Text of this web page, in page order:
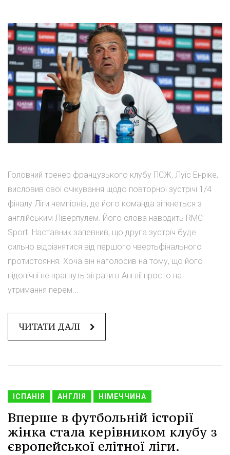
Головний тренер французького клубу ПСЖ, Луїс Енріке,
висловив свої очікування щодо повторної зустрічі 1/4
фіналу Ліги чемпіонів, де його команда зіткнеться з
англійським Ліверпулем. Його слова наводить RMC
Sport. Наставник запевнив, що друга зустріч буде
сильно відрізнятися від першого чвертьфінального
протистояння. Хоча він наголосив на тому, що його
підопічні не прагнуть зіграти в Англії просто на
утримання перем...
ЧИТАТИ ДАЛІ
ІСПАНІЯ АНГЛІЯ НІМЕЧЧИНА
Вперше в футбольній історії
жінка стала керівником клубу з
європейської елітної ліги.